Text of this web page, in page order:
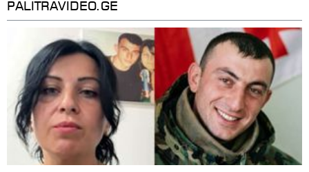
წელიწადნახევარში საქართველოში 164
ადამიანი დაიკარგა - 57 პირს ამ დრომდე
ეძებენ
17:12 / 09-08-2026
უნცია ოქრო დღიურად 101
დოლარით გაძვირდა - რა ღირს
გრამი საქართველოში?
PALITRAVIDEO.GE